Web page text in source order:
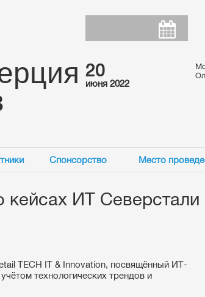
20
июня 2022
Спонсорство Место
ИТ
TECH IT & Innovation, посвящённый ИТ-
технологических трендов и